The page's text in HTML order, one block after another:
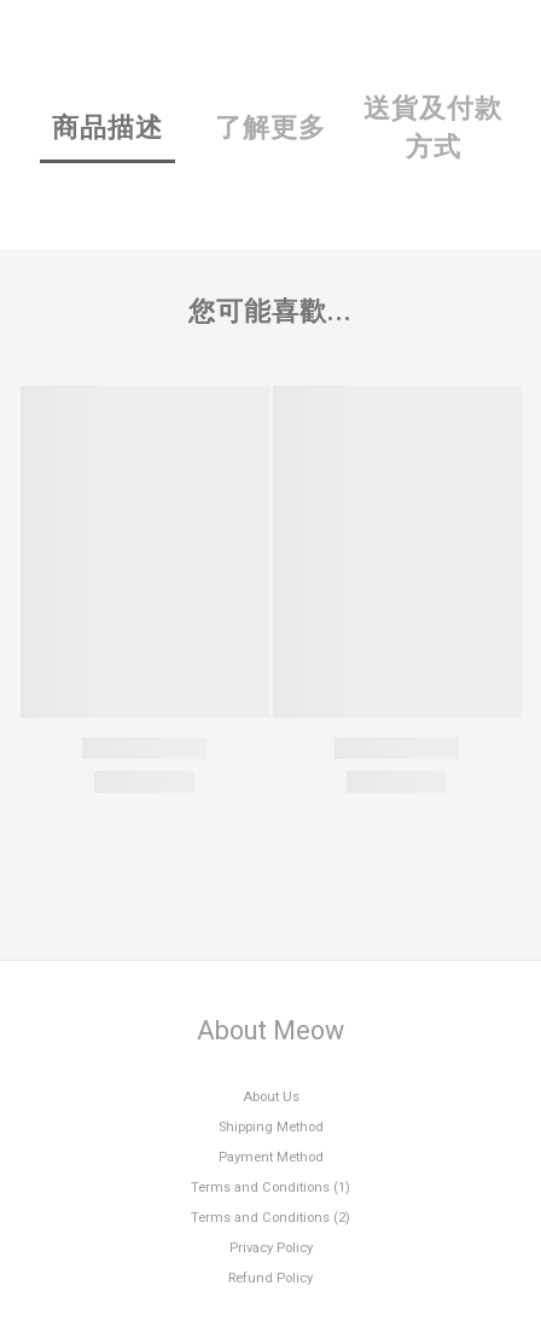
商品描述 了解更多
送貨及付款
方式
您可能喜歡...
About Meow
About Us
Shipping Method
Payment Method
Terms and Conditions (1)
Terms and Conditions (2)
Privacy Policy
Refund Policy